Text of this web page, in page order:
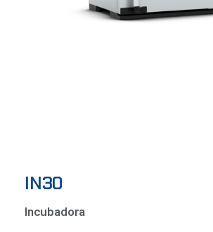
IN30
Incubadora